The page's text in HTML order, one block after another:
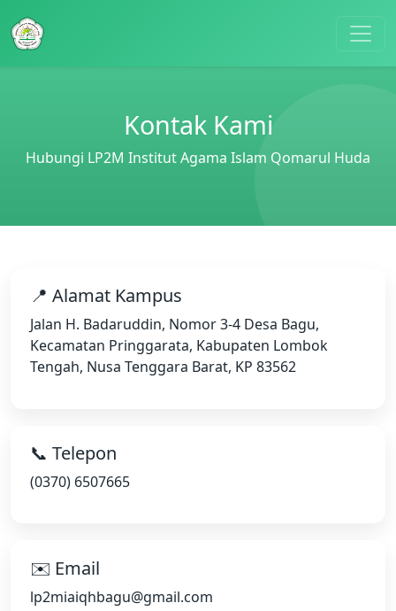
Kontak Kami
Hubungi LP2M Institut Agama Islam Qomarul Huda
📍 Alamat Kampus
Jalan H. Badaruddin, Nomor 3-4 Desa Bagu,
Kecamatan Pringgarata, Kabupaten Lombok
Tengah, Nusa Tenggara Barat, KP 83562
📞 Telepon
(0370) 6507665
✉️ Email
lp2miaiqhbagu@gmail.com